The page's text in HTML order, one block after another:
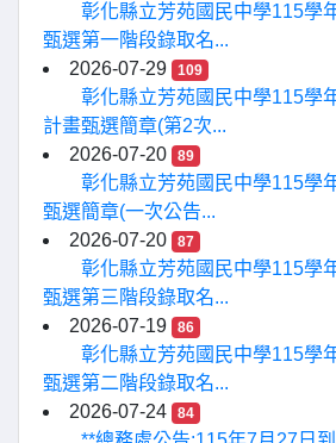
彰化縣立芳苑國民中學115學
甄選第一階段錄取名...
2026-07-29
109
彰化縣立芳苑國民中學115學
計畫甄選簡章(第2次...
2026-07-20
89
彰化縣立芳苑國民中學115學
甄選簡章(一次公告...
2026-07-20
87
彰化縣立芳苑國民中學115學
甄選第三階段錄取名...
2026-07-19
86
彰化縣立芳苑國民中學115學
甄選第二階段錄取名...
2026-07-24
84